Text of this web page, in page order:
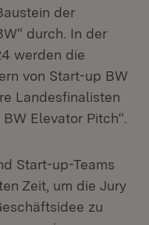
der
durch. In der
werden die
von Start-up BW
Landesfinalisten
Elevator Pitch“.
Start-up-Teams
Zeit, um die Jury
zu